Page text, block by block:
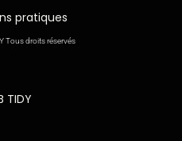
pratiques
Tous droits réservés
TIDY